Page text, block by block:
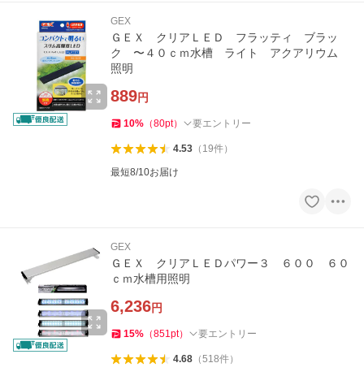
GEX
ＧＥＸ クリアＬＥＤ フラッティ ブラッ
ク 〜４０ｃｍ水槽 ライト アクアリウム
照明
889円
10% （80pt） 要エントリー
4.53（ 19件）
最短8/10お届け
GEX
ＧＥＸ クリアＬＥＤパワー３ ６００ ６０
ｃｍ水槽用照明
6,236円
15% （851pt） 要エントリー
4.68（518件）